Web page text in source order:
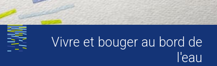
Vivre et bouger au bord de
l'eau